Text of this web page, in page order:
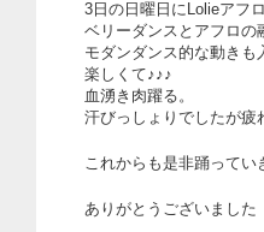
3日の日曜日にLolieアフ
ベリーダンスとアフロの
モダンダンス的な動き
楽しくて♪♪♪
血湧き肉躍る。
汗びっしょりでしたが疲
これからも是非踊ってい
ありがとうございました